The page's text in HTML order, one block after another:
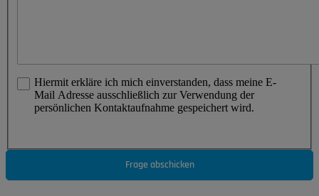
Hiermit erkläre ich mich einverstanden, dass meine E-
Mail Adresse ausschließlich zur Verwendung der
persönlichen Kontaktaufnahme gespeichert wird.
Frage abschicken